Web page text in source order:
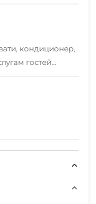
кондиционер,
гостей
так и пляжи
станция